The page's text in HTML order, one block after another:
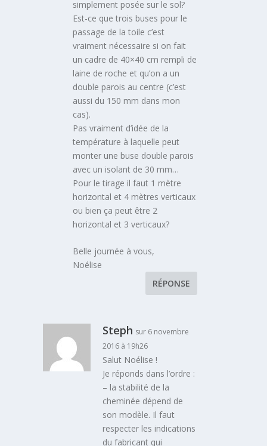
simplement posée sur le sol?
Est-ce que trois buses pour le
passage de la toile c’est
vraiment nécessaire si on fait
un cadre de 40×40 cm rempli de
laine de roche et qu’on a un
double parois au centre (c’est
aussi du 150 mm dans mon
cas).
Pas vraiment d’idée de la
température à laquelle peut
monter une buse double parois
avec un isolant de 30 mm…
Pour le tirage il faut 1 mètre
horizontal et 4 mètres verticaux
ou bien ça peut être 2
horizontal et 3 verticaux?
Belle journée à vous,
Noélise
RÉPONSE
Steph sur 6 novembre
2016 à 19h26
Salut Noélise !
Je réponds dans l’ordre :
– la stabilité de la
cheminée dépend de
son modèle. Il faut
respecter les indications
du fabricant qui